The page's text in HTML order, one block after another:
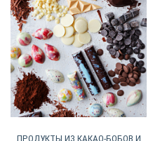
ПРОДУКТЫ ИЗ КАКАО-БОБОВ И